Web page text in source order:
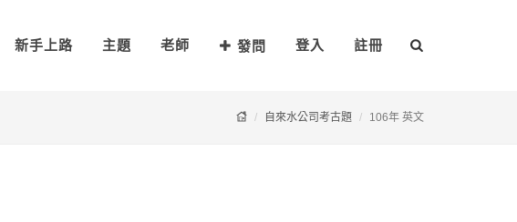
新手上路 主題 老師 發問 登入 註冊
自來水公司考古題 106年 英文